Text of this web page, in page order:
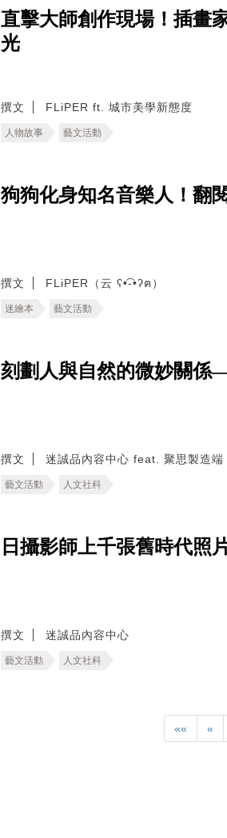
直擊大師創作現場！插畫
光
撰文 FLiPER ft. 城市美學新態度
人物故事 藝文活動
狗狗化身知名音樂人！翻
撰文 FLiPER（云 ʕ•͡-•ʔฅ）
迷繪本 藝文活動
刻劃人與自然的微妙關
撰文 迷誠品內容中心 feat. 聚思製造端
藝文活動 人文社科
日攝影師上千張舊時代照
撰文 迷誠品內容中心
藝文活動 人文社科
«« «